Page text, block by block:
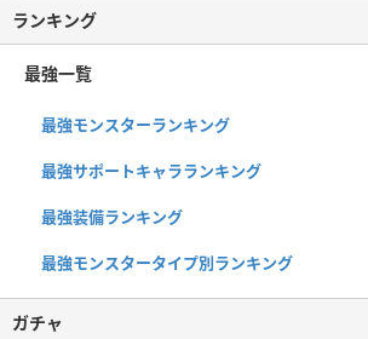
ランキング
最強一覧
最強モンスターランキング
最強サポートキャラランキング
最強装備ランキング
最強モンスタータイプ別ランキング
ガチャ